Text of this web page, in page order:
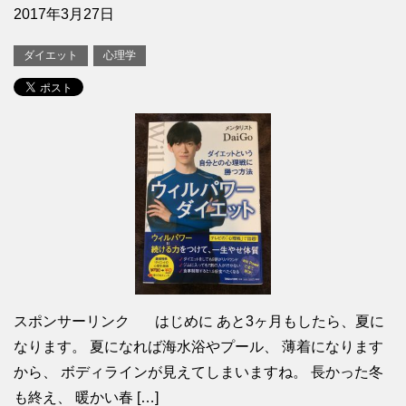
2017年3月27日
ダイエット 心理学
スポンサーリンク はじめに あと3ヶ月もしたら、夏に
なります。 夏になれば海水浴やプール、 薄着になります
から、 ボディラインが見えてしまいますね。 長かった冬
も終え、 暖かい春 […]